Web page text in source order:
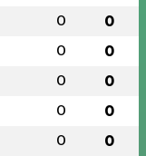
0 0
0 0
0 0
0 0
0 0